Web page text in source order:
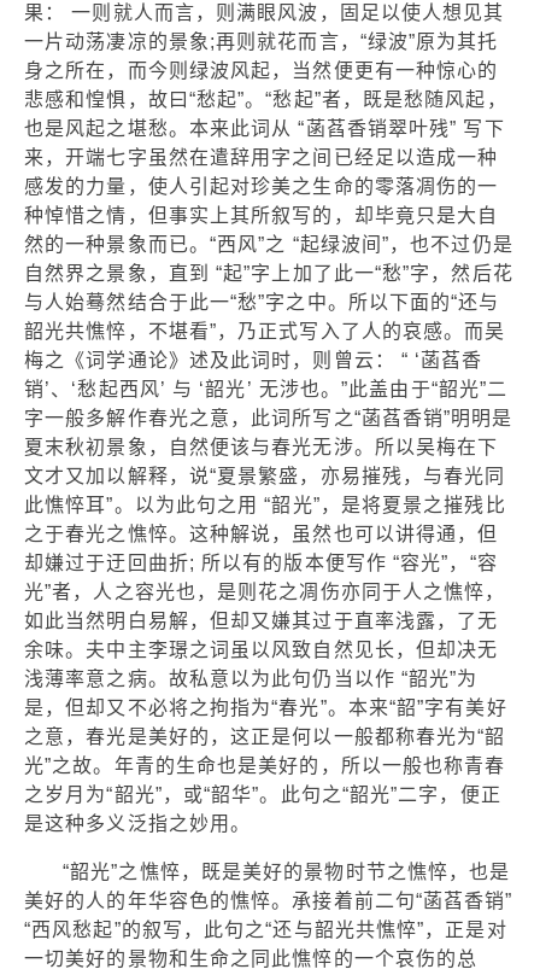
果： 一则就人而言，则满眼风波，固足以使人想见其
一片动荡凄凉的景象;再则就花而言，“绿波”原为其托
身之所在，而今则绿波风起，当然便更有一种惊心的
悲感和惶惧，故曰“愁起”。“愁起”者，既是愁随风起，
也是风起之堪愁。本来此词从 “菡萏香销翠叶残” 写下
来，开端七字虽然在遣辞用字之间已经足以造成一种
感发的力量，使人引起对珍美之生命的零落凋伤的一
种悼惜之情，但事实上其所叙写的，却毕竟只是大自
然的一种景象而已。“西风”之 “起绿波间”，也不过仍是
自然界之景象，直到 “起”字上加了此一“愁”字，然后花
与人始蓦然结合于此一“愁”字之中。所以下面的“还与
韶光共憔悴，不堪看”，乃正式写入了人的哀感。而吴
梅之《词学通论》述及此词时，则曾云： “ ‘菡萏香
销’、‘愁起西风’ 与 ‘韶光’ 无涉也。”此盖由于“韶光”二
字一般多解作春光之意，此词所写之“菡萏香销”明明是
夏末秋初景象，自然便该与春光无涉。所以吴梅在下
文才又加以解释，说“夏景繁盛，亦易摧残，与春光同
此憔悴耳”。以为此句之用 “韶光”，是将夏景之摧残比
之于春光之憔悴。这种解说，虽然也可以讲得通，但
却嫌过于迂回曲折; 所以有的版本便写作 “容光”，“容
光”者，人之容光也，是则花之凋伤亦同于人之憔悴，
如此当然明白易解，但却又嫌其过于直率浅露，了无
余味。夫中主李璟之词虽以风致自然见长，但却决无
浅薄率意之病。故私意以为此句仍当以作 “韶光”为
是，但却又不必将之拘指为“春光”。本来“韶”字有美好
之意，春光是美好的，这正是何以一般都称春光为“韶
光”之故。年青的生命也是美好的，所以一般也称青春
之岁月为“韶光”，或“韶华”。此句之“韶光”二字，便正
是这种多义泛指之妙用。
“韶光”之憔悴，既是美好的景物时节之憔悴，也是
美好的人的年华容色的憔悴。承接着前二句“菡萏香销”
“西风愁起”的叙写，此句之“还与韶光共憔悴”，正是对
一切美好的景物和生命之同此憔悴的一个哀伤的总